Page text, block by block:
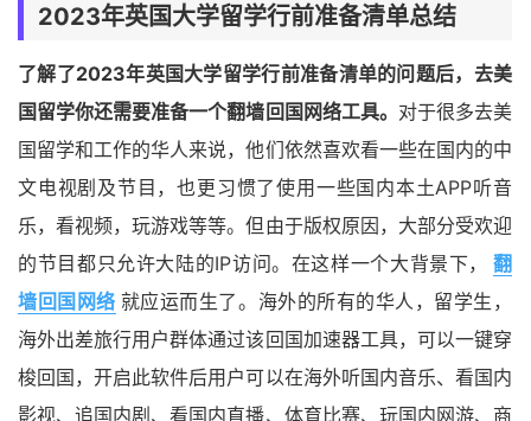
2023年英国大学留学行前准备清单总结
了解了2023年英国大学留学行前准备清单的问题后，去美
国留学你还需要准备一个翻墙回国网络工具。 对于很多去美
国留学和工作的华人来说，他们依然喜欢看一些在国内的中
文电视剧及节目，也更习惯了使用一些国内本土APP听音
乐，看视频，玩游戏等等。但由于版权原因，大部分受欢迎
的节目都只允许大陆的IP访问。在这样一个大背景下，
翻
墙回国网络 就应运而生了。海外的所有的华人，留学生，
海外出差旅行用户群体通过该回国加速器工具，可以一键穿
梭回国，开启此软件后用户可以在海外听国内音乐、看国内
影视、追国内剧、看国内直播、体育比赛、玩国内网游、商